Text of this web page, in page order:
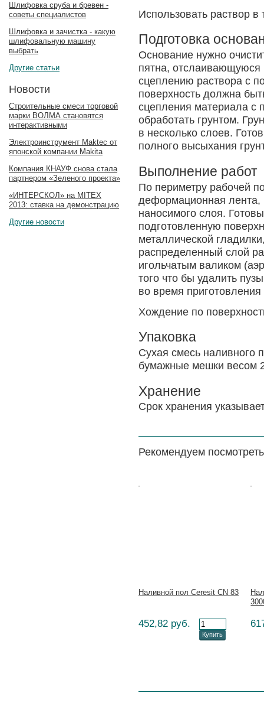
Использовать раствор в
Подготовка
Основание нужно
пятна, отслаивающуюся
сцеплению раствора с
поверхность должна
сцепления материала с
обработать грунтом.
в несколько слоев.
полного высыхания
Выполнение работ
По периметру рабочей
деформационная
наносимого слоя.
подготовленную
металлической
распределенный слой
игольчатым валиком
того что бы удалить
во время приготовления
Хождение по
Упаковка
Сухая смесь наливного
бумажные мешки весом
Хранение
Срок хранения
Рекомендуем посмотреть
Наливной пол Ceresit CN 83
452,82 руб.
Купить
Шлифовка сруба и бревен -
советы специалистов
Шлифовка и зачистка - какую
шлифовальную машину
выбрать
Другие статьи
Новости
Строительные смеси торговой
марки ВОЛМА становятся
интерактивными
Электроинструмент Maktec от
японской компании Makita
Компания КНАУФ снова стала
партнером «Зеленого проекта»
«ИНТЕРСКОЛ» на MITEX
2013: ставка на демонстрацию
Другие новости